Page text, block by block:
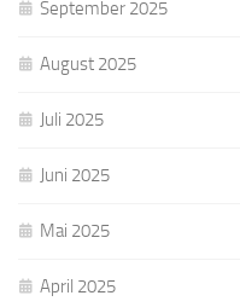
September 2025
August 2025
Juli 2025
Juni 2025
Mai 2025
April 2025